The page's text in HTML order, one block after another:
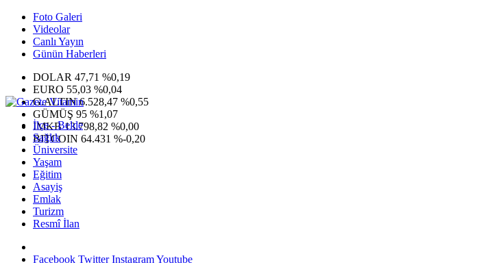
Foto Galeri
Videolar
Canlı Yayın
Günün Haberleri
DOLAR 47,71 %0,19
EURO 55,03 %0,04
G.ALTIN6.528,47 %0,55
GÜMÜŞ 95 %1,07
IMKB13.798,82 %0,00
BITCOIN 64.431 %-0,20
İlçe - Belde
Sağlık
Üniversite
Yaşam
Eğitim
Asayiş
Emlak
Turizm
Resmî İlan
Facebook Twitter InstagramYoutube